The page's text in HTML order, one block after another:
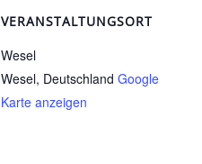
VERANSTALTUNGSORT
Wesel
Wesel, Deutschland Google
Karte anzeigen